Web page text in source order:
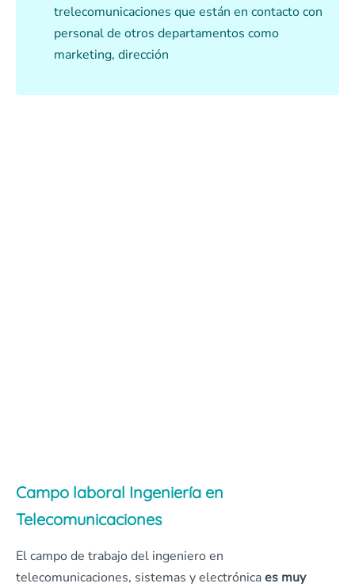
trelecomunicaciones que están en contacto con
personal de otros departamentos como
marketing, dirección
Campo laboral Ingeniería en
Telecomunicaciones
El campo de trabajo del ingeniero en
telecomunicaciones, sistemas y electrónicaes muy